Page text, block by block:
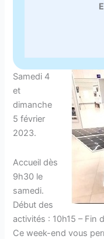
Samedi 4
et
dimanche
5 février
2023.
Accueil dès
9h30 le
samedi.
Début des
activités : 10h15 – Fin
Ce week-end vous